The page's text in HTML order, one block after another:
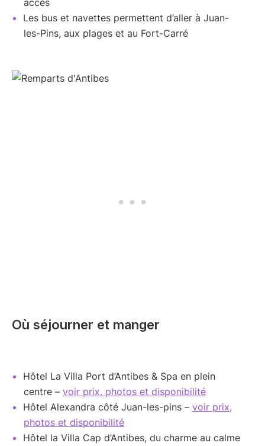
Les bus et navettes permettent d’aller à Juan-
les-Pins, aux plages et au Fort-Carré
Où séjourner et manger
Hôtel La Villa Port d’Antibes & Spa en plein
centre – voir prix, photos et disponibilité
Hôtel Alexandra côté Juan-les-pins – voir prix,
photos et disponibilité
Hôtel la Villa Cap d’Antibes, du charme au calme